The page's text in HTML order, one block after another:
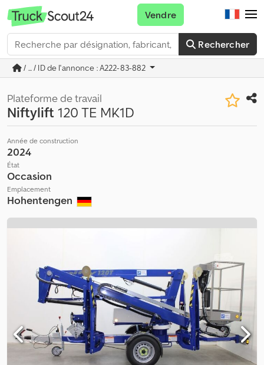
Rechercher
Vendre
/ ... / ID de l'annonce : A222-83-882
Plateforme de travail
Niftylift120 TE MK1D
Année de construction
2024
État
Occasion
Emplacement
Hohentengen